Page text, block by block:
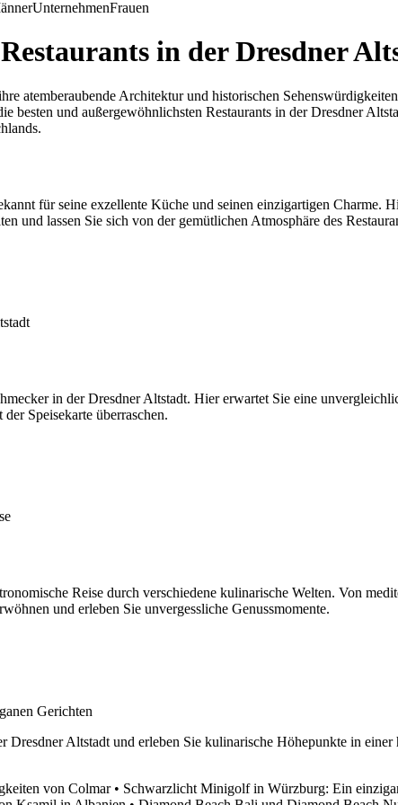
UnternehmenFrauen
in der Dresdner
atemberaubende Architektur und historischen
besten und außergewöhnlichsten Restaurants in der Dresdner
für seine exzellente Küche und seinen einzigartigen
und lassen Sie sich von der gemütlichen Atmosphäre des
in der Dresdner Altstadt. Hier erwartet Sie eine
Speisekarte überraschen.
Reise durch verschiedene kulinarische Welten. Von
und erleben Sie unvergessliche Genussmomente.
Gerichten
Dresdner Altstadt und erleben Sie kulinarische Höhepunkte in
von Colmar• Schwarzlicht Minigolf in Würzburg: Ein